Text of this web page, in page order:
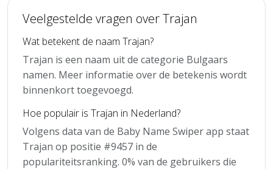
Veelgestelde vragen over Trajan
Wat betekent de naam Trajan?
Trajan is een naam uit de categorie Bulgaars
namen. Meer informatie over de betekenis wordt
binnenkort toegevoegd.
Hoe populair is Trajan in Nederland?
Volgens data van de Baby Name Swiper app staat
Trajan op positie #9457 in de
populariteitsranking. 0% van de gebruikers die